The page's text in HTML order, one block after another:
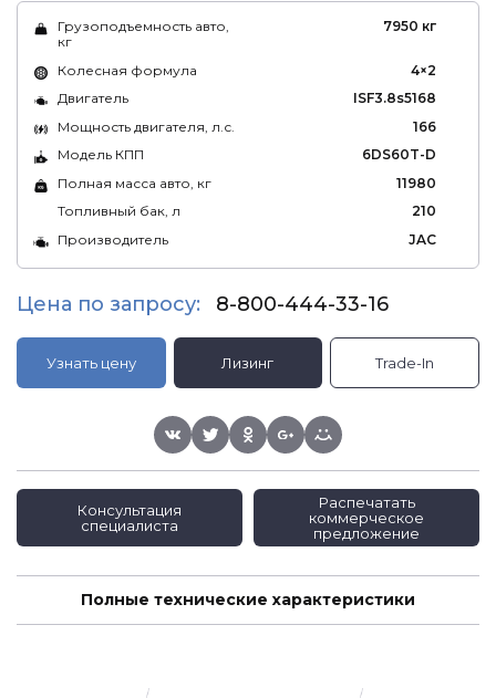
Грузоподъемность авто,
кг
7950 кг
Колесная формула
4×2
Двигатель
ISF3.8s5168
Мощность двигателя, л.с.
166
Модель КПП
6DS60T-D
Полная масса авто, кг
11980
Топливный бак, л
210
Производитель
JAC
Цена по запросу: 8-800-444-33-16
Узнать цену Лизинг Trade-In
Консультация
специалиста
Распечатать
коммерческое
предложение
Полные технические характеристики